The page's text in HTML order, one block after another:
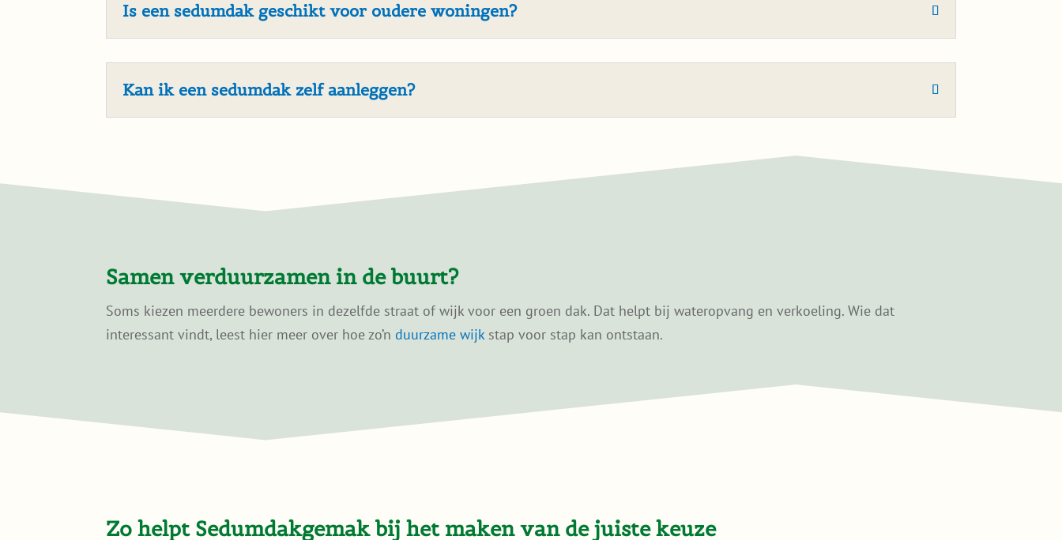
Is een sedumdak geschikt voor oudere woningen?
Kan ik een sedumdak zelf aanleggen?
Samen verduurzamen in de buurt?
Soms kiezen meerdere bewoners in dezelfde straat of wijk voor een groen dak. Dat helpt bij wateropvang en verkoeling. Wie dat
interessant vindt, leest hier meer over hoe zo’nduurzame wijkstap voor stap kan ontstaan.
Zo helpt Sedumdakgemak bij het maken van de juiste keuze